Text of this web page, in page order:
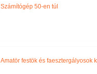
Számítógép 50-en túl
Amatör festök és faesztergályosok